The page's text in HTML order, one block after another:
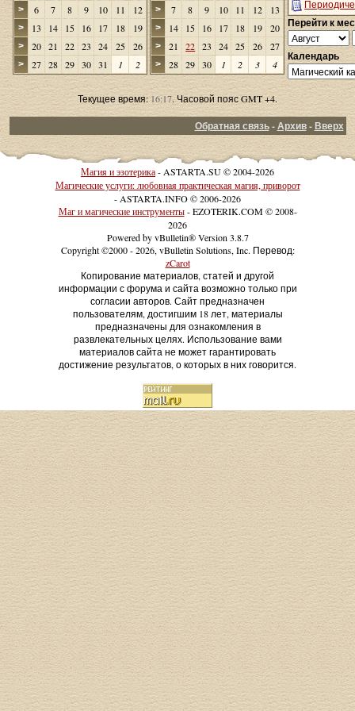
> 6 7 8 9 10 11 12
> 13 14 15 16 17 18 19
> 20 21 22 23 24 25 26
> 27 28 29 30 31 1 2
> 7 8 9 10 11 12 13
> 14 15 16 17 18 19 20
> 21 22 23 24 25 26 27
> 28 29 30 1 2 3 4
Перейти к
Календарь
Текущее время:16:17. Часовой пояс GMT +4.
Обратная связь-Архив-Вверх
Магия и эзотерика- ASTARTA.SU © 2004-2026
Магические услуги: любовная практическая магия, приворот
- ASTARTA.INFO © 2006-2026
Маг и магические инструменты- EZOTERIK.COM © 2008-
2026
Powered by vBulletin® Version 3.8.7
Copyright ©2000 - 2026, vBulletin Solutions, Inc. Перевод:
zCarot
Копирование материалов, статей и другой
информации с форума и сайта возможно только при
согласии авторов. Сайт предназначен
пользователям, достигшим 18 лет, материалы
предназначены для ознакомления в
развлекательных целях. Использование вами
материалов сайта не может гарантировать
достижение результатов, о которых в них говорится.